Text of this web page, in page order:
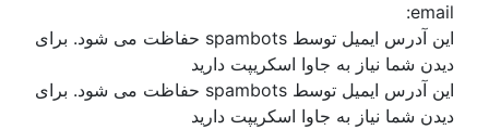
email:
این آدرس ایمیل توسط spambots حفاظت می شود. برای
دیدن شما نیاز به جاوا اسکریپت دارید
این آدرس ایمیل توسط spambots حفاظت می شود. برای
دیدن شما نیاز به جاوا اسکریپت دارید